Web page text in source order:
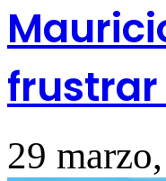
frustrar
29